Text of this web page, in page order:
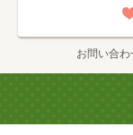
お問い合わ